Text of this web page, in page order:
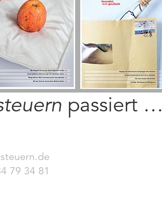
passiert …
79 34 81